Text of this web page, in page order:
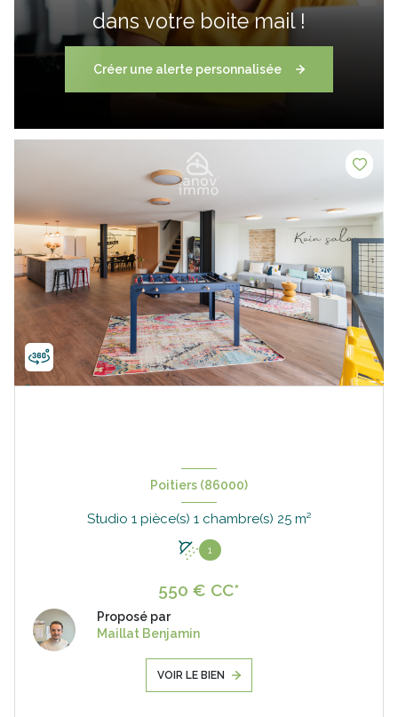
dans votre boite mail !
Créer une alerte personnalisée
Poitiers (86000)
Studio 1 pièce(s) 1 chambre(s) 25 m²
1
550 € CC*
Proposé par
Maillat Benjamin
VOIR LE BIEN